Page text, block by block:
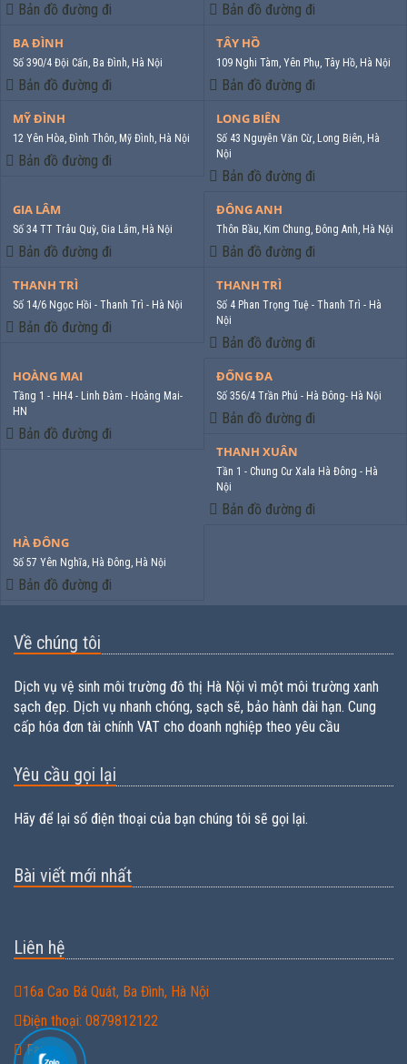
Bản đồ đường đi Bản đồ đường đi
BA ĐÌNH
Số 390/4 Đội Cấn, Ba Đình, Hà Nội
Bản đồ đường đi
TÂY HỒ
109 Nghi Tàm, Yên Phụ, Tây Hồ, Hà Nội
Bản đồ đường đi
MỸ ĐÌNH
12 Yên Hòa, Đình Thôn, Mỹ Đình, Hà Nội
Bản đồ đường đi
LONG BIÊN
Số 43 Nguyễn Văn Cừ, Long Biên, Hà
Nội
Bản đồ đường đi
GIA LÂM
Số 34 TT Trâu Quỳ, Gia Lâm, Hà Nội
Bản đồ đường đi
ĐÔNG ANH
Thôn Bầu, Kim Chung, Đông Anh, Hà Nội
Bản đồ đường đi
THANH TRÌ
Số 14/6 Ngọc Hồi - Thanh Trì - Hà Nội
Bản đồ đường đi
THANH TRÌ
Số 4 Phan Trọng Tuệ - Thanh Trì - Hà
Nội
Bản đồ đường đi
HOÀNG MAI
Tầng 1 - HH4 - Linh Đàm - Hoàng Mai-
HN
Bản đồ đường đi
ĐỐNG ĐA
Số 356/4 Trần Phú - Hà Đông- Hà Nội
Bản đồ đường đi
THANH XUÂN
Tần 1 - Chung Cư Xala Hà Đông - Hà
Nội
Bản đồ đường đi
HÀ ĐÔNG
Số 57 Yên Nghĩa, Hà Đông, Hà Nội
Bản đồ đường đi
Về chúng tôi
Dịch vụ vệ sinh môi trường đô thị Hà Nội vì một môi trường xanh
sạch đẹp. Dịch vụ nhanh chóng, sạch sẽ, bảo hành dài hạn. Cung
cấp hóa đơn tài chính VAT cho doanh nghiệp theo yêu cầu
Yêu cầu gọi lại
Hãy để lại số điện thoại của bạn chúng tôi sẽ gọi lại.
Bài viết mới nhất
Liên hệ
16a Cao Bá Quát, Ba Đình, Hà Nội
Điện thoại: 0879812122
Fax: